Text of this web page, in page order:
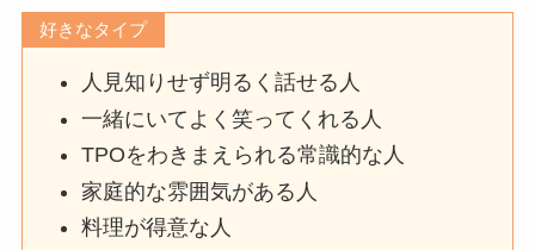
好きなタイプ
人見知りせず明るく話せる人
一緒にいてよく笑ってくれる人
TPOをわきまえられる常識的な人
家庭的な雰囲気がある人
料理が得意な人